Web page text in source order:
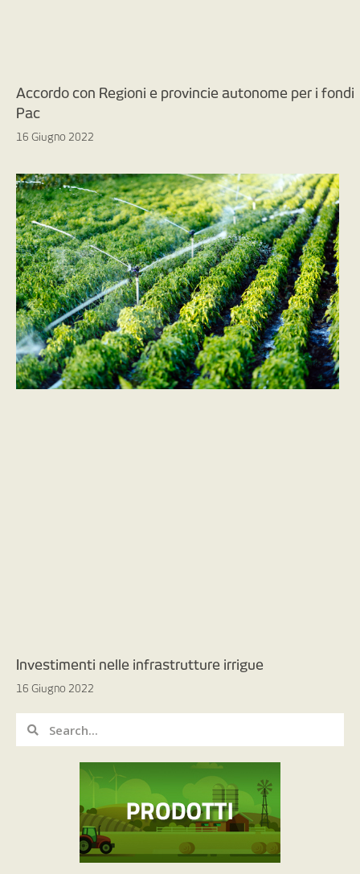
Accordo con Regioni e provincie autonome per i fondi
Pac
16 Giugno 2022
Investimenti nelle infrastrutture irrigue
16 Giugno 2022